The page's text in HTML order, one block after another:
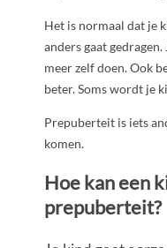
Het is normaal dat je
anders gaat
meer zelf doen. Ook
beter. Soms wordt je
Prepuberteit is iets
komen.
Hoe kan een
prepuberteit?